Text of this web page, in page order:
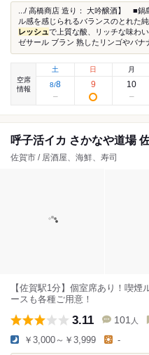
.../ 高橋商店 造り： 大吟醸酒】 ■鍋
ル感を感じられるバランスのとれた
レッシュ で上質な酸、リッチな味わ
ゼサール ブラン 熟したリンゴやバナ
空席
情報
土
8/8
日
9
月
10
呼子活イカ さかなや道場
佐賀市 / 居酒屋、海鮮、寿司
【佐賀駅1分】個室席あり！喫
ースも各種ご用意！
3.11 101 人
￥3,000～￥3,999 -